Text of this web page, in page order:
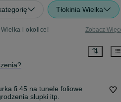
Tłokinia Wielka
i okolice! Zobacz
fi 45 na tunele foliowe
słupki itp.